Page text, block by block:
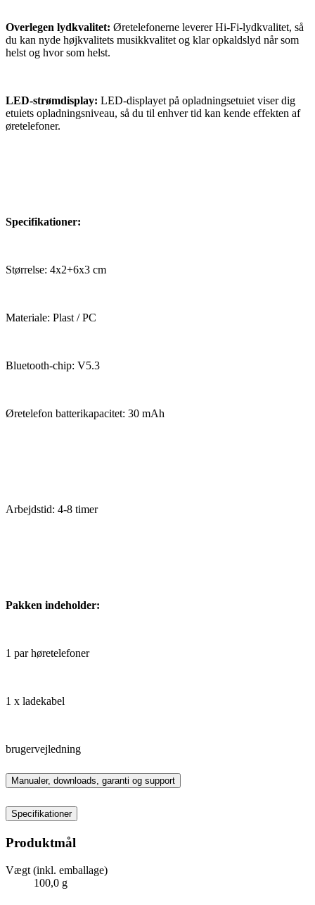
Overlegen lydkvalitet: Øretelefonerne leverer Hi-Fi-lydkvalitet, så
du kan nyde højkvalitets musikkvalitet og klar opkaldslyd når som
helst og hvor som helst.
LED-strømdisplay: LED-displayet på opladningsetuiet viser dig
etuiets opladningsniveau, så du til enhver tid kan kende effekten af
øretelefoner.
Specifikationer:
Størrelse: 4x2+6x3 cm
Materiale: Plast / PC
Bluetooth-chip: V5.3
Øretelefon batterikapacitet: 30 mAh
Arbejdstid: 4-8 timer
Pakken indeholder:
1 par høretelefoner
1 x ladekabel
brugervejledning
Manualer, downloads, garanti og support
Specifikationer
Produktmål
Vægt (inkl. emballage)
100,0 g